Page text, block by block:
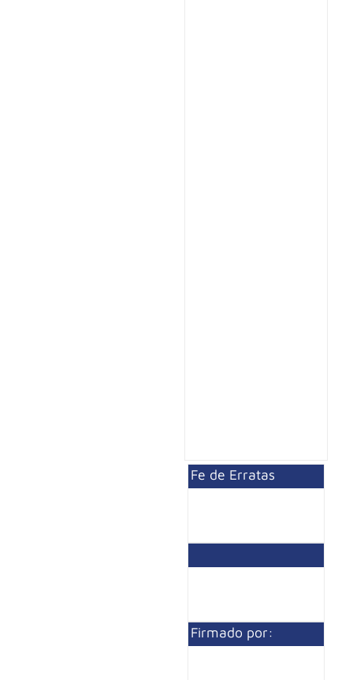
Fe de Erratas
Firmado por: